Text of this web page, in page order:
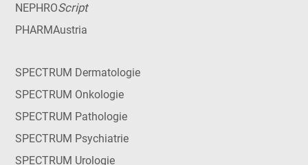
NEPHROScript
PHARMAustria
SPECTRUM Dermatologie
SPECTRUM Onkologie
SPECTRUM Pathologie
SPECTRUM Psychiatrie
SPECTRUM Urologie